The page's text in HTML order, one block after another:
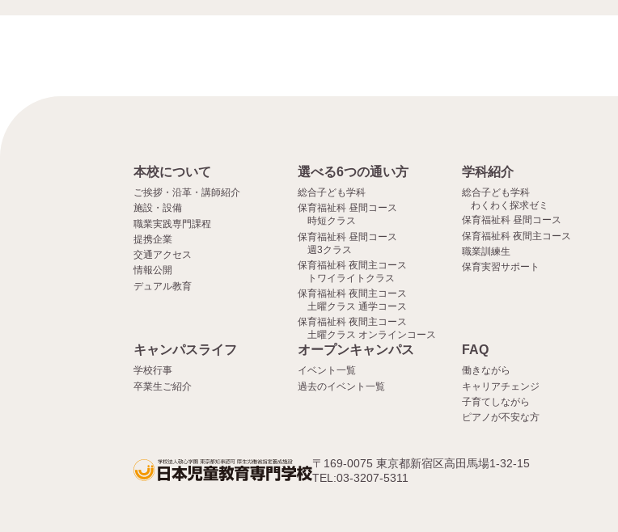
本校について
ご挨拶・沿革・講師紹介
施設・設備
職業実践専門課程
提携企業
交通アクセス
情報公開
デュアル教育
選べる6つの通い方
総合子ども学科
保育福祉科 昼間コース
時短クラス
保育福祉科 昼間コース
週3クラス
保育福祉科 夜間主コース
トワイライトクラス
保育福祉科 夜間主コース
土曜クラス 通学コース
保育福祉科 夜間主コース
土曜クラス オンラインコース
学科紹介
総合子ども学科
わくわく探求ゼミ
保育福祉科 昼間コース
保育福祉科 夜間主コース
職業訓練生
保育実習サポート
キャンパスライフ
学校行事
卒業生ご紹介
オープンキャンパス
イベント一覧
過去のイベント一覧
FAQ
働きながら
キャリアチェンジ
子育てしながら
ピアノが不安な方
〒169-0075 東京都新宿区高田馬場1-32-15
TEL:03-3207-5311